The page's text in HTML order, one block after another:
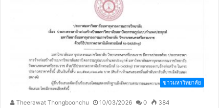
ข่าวมหาวิทยาลัย
Theerawat Thongboonchu 10/03/2026 0 384